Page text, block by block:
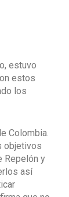
estuvo
estos
los
Colombia.
objetivos
Repelón y
así